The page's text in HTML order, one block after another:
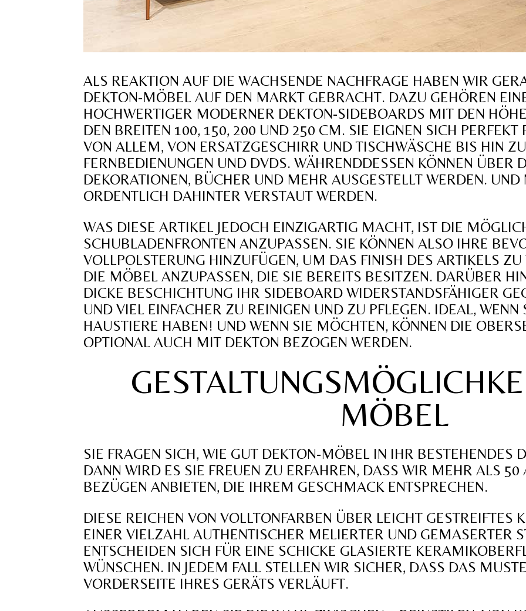
ALS REAKTION AUF DIE WACHSENDE NACHFRAGE HABEN WIR
DEKTON-MÖBEL AUF DEN MARKT GEBRACHT. DAZU GEHÖREN
HOCHWERTIGER MODERNER DEKTON-SIDEBOARDS MIT DEN
DEN BREITEN 100, 150, 200 UND 250 CM. SIE EIGNEN SICH
VON ALLEM, VON ERSATZGESCHIRR UND TISCHWÄSCHE BIS HIN
FERNBEDIENUNGEN UND DVDS. WÄHRENDDESSEN KÖNNEN ÜBER
DEKORATIONEN, BÜCHER UND MEHR AUSGESTELLT WERDEN.
ORDENTLICH DAHINTER VERSTAUT WERDEN.
WAS DIESE ARTIKEL JEDOCH EINZIGARTIG MACHT, IST DIE
SCHUBLADENFRONTEN ANZUPASSEN. SIE KÖNNEN ALSO IHRE
VOLLPOLSTERUNG HINZUFÜGEN, UM DAS FINISH DES ARTIKELS
DIE MÖBEL ANZUPASSEN, DIE SIE BEREITS BESITZEN. DARÜBER
DICKE BESCHICHTUNG IHR SIDEBOARD WIDERSTANDSFÄHIGER
ND VIEL EINFACHER ZU REINIGEN UND ZU PFLEGEN. IDEAL, WENN
AUSTIERE HABEN! UND WENN SIE MÖCHTEN, KÖNNEN DIE
PTIONAL AUCH MIT DEKTON BEZOGEN WERDEN.
MÖBEL
SIE FRAGEN SICH, WIE GUT DEKTON-MÖBEL IN IHR BESTEHENDES
DANN WIRD ES SIE FREUEN ZU ERFAHREN, DASS WIR MEHR ALS
BEZÜGEN ANBIETEN, DIE IHREM GESCHMACK ENTSPRECHEN.
DIESE REICHEN VON VOLLTONFARBEN ÜBER LEICHT GESTREIFTES
EINER VIELZAHL AUTHENTISCHER MELIERTER UND GEMASERTER
ENTSCHEIDEN SICH FÜR EINE SCHICKE GLASIERTE
WÜNSCHEN. IN JEDEM FALL STELLEN WIR SICHER, DASS DAS
VORDERSEITE IHRES GERÄTS VERLÄUFT.